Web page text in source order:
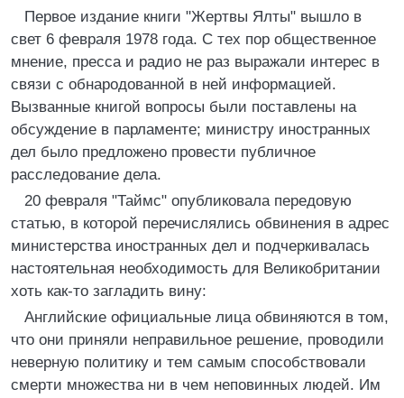
Первое издание книги "Жертвы Ялты" вышло в
свет 6 февраля 1978 года. С тех пор общественное
мнение, пресса и радио не раз выражали интерес в
связи с обнародованной в ней информацией.
Вызванные книгой вопросы были поставлены на
обсуждение в парламенте; министру иностранных
дел было предложено провести публичное
расследование дела.
20 февраля "Таймc" опубликовала передовую
статью, в которой перечислялись обвинения в адрес
министерства иностранных дел и подчеркивалась
настоятельная необходимость для Великобритании
хоть как-то загладить вину:
Английские официальные лица обвиняются в том,
что они приняли неправильное решение, проводили
неверную политику и тем самым способствовали
смерти множества ни в чем неповинных людей. Им